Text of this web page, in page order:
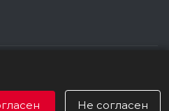
ПЕРСОНАЛЬНЫХ ДАННЫХ
Не согласен